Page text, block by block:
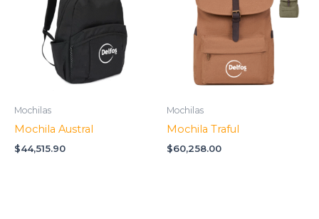
Mochilas
Mochila Austral
$44,515.90
Mochilas
Mochila Traful
$60,258.00